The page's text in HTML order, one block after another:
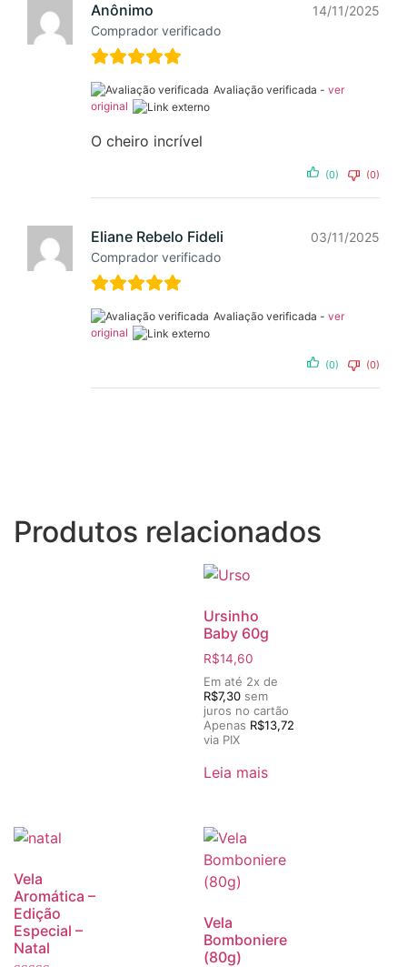
Anônimo
Comprador verificado
14/11/2025
Avaliação verificada - ver
original
O cheiro incrível
(0) (0)
Eliane Rebelo Fideli
Comprador verificado
03/11/2025
Avaliação verificada - ver
original
(0) (0)
Produtos relacionados
Ursinho
Baby 60g
R$14,60
Em até 2x de
R$7,30 sem
juros no cartão
Apenas R$13,72
via PIX
Leia mais
Vela
Aromática –
Edição
Especial –
Natal
Vela
Bomboniere
(80g)